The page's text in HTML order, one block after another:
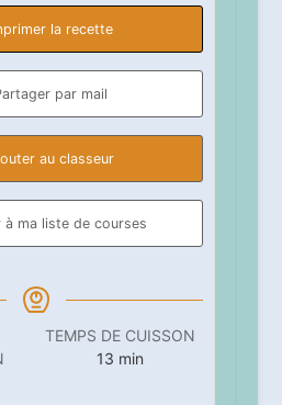
la recette
par mail
au classeur
à ma liste de courses
TEMPS DE CUISSON
13minutes
min